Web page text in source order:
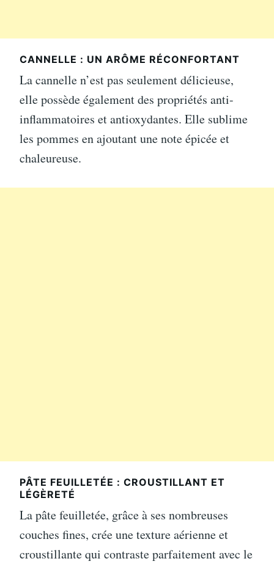
CANNELLE : UN ARÔME RÉCONFORTANT
La cannelle n’est pas seulement délicieuse,
elle possède également des propriétés anti-
inflammatoires et antioxydantes. Elle sublime
les pommes en ajoutant une note épicée et
chaleureuse.
PÂTE FEUILLETÉE : CROUSTILLANT ET
LÉGÈRETÉ
La pâte feuilletée, grâce à ses nombreuses
couches fines, crée une texture aérienne et
croustillante qui contraste parfaitement avec le